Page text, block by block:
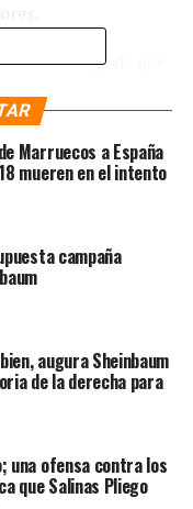
luego de que
meses, en mayo,
intermedias,
conservadores
AMLO llama
pública en
Sánchez se disputa
Popular, Alberto
350 diputaciones
España.
Marruecos a España
mueren en el intento
campaña
augura Sheinbaum
de la derecha para
una ofensa contra los
que Salinas Pliego